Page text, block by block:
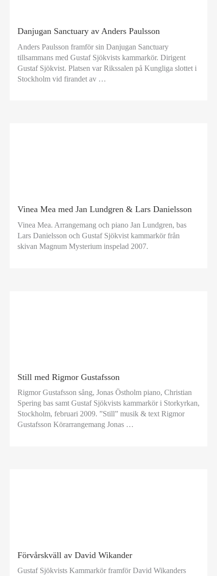
Danjugan Sanctuary av ​Anders Paulsson
Anders Paulsson framför sin Danjugan Sanctuary
tillsammans med Gustaf Sjökvists kammarkör. Dirigent
Gustaf Sjökvist. Platsen var Rikssalen på Kungliga slottet i
Stockholm vid firandet av …
Vinea Mea med Jan Lundgren & Lars Danielsson
Vinea Mea. Arrangemang och piano Jan Lundgren, bas
Lars Danielsson och Gustaf Sjökvist kammarkör från
skivan Magnum Mysterium inspelad 2007.
Still med Rigmor Gustafsson
Rigmor Gustafsson sång, Jonas Östholm piano, Christian
Spering bas samt Gustaf Sjökvists kammarkör i Storkyrkan,
Stockholm, februari 2009. ”Still” musik & text Rigmor
Gustafsson Körarrangemang Jonas …
Förvårskväll av David Wikander
Gustaf Sjökvists Kammarkör framför David Wikanders